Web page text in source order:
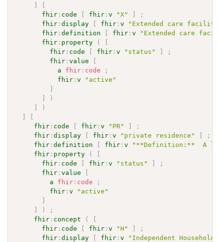
fhir : code fhir :v "X"
;
fhir :display fhir :v
"Extended care
fhir :definition fhir :v
"Extended care
fhir : property (
fhir : code fhir :v "status"
;
fhir :value
a
fhir : code
;
fhir :v
"active"
)
)
fhir : code fhir :v "PR"
;
fhir :display fhir :v "private residence"
;
fhir :definition fhir :v
"**Definition:**  A
fhir : property (
fhir : code fhir :v "status"
;
fhir :value
a
fhir : code
;
fhir :v
"active"
)
;
fhir : concept (
fhir : code fhir :v "H"
;
fhir :display fhir :v
"Independent Household"